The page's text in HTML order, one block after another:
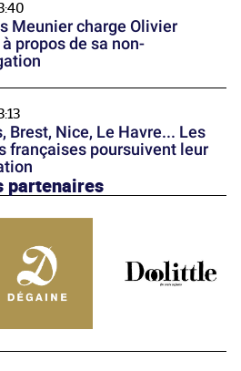
Meunier charge Olivier
propos de sa non-
Brest, Nice, Le Havre... Les
françaises poursuivent leur
partenaires